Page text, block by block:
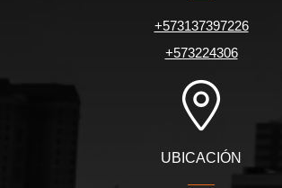
+573137397226
+573224306
UBICACIÓN